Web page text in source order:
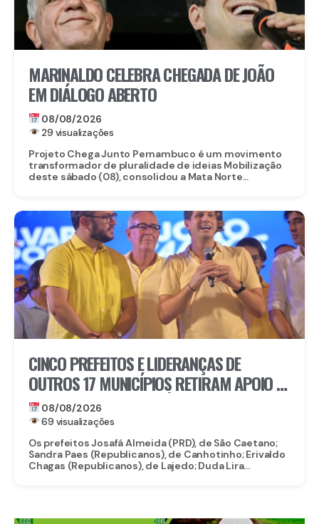
MARINALDO CELEBRA CHEGADA DE JOÃO
EM DIÁLOGO ABERTO
08/08/2026
29 visualizações
Projeto Chega Junto Pernambuco é um movimento
transformador de pluralidade de ideias Mobilização
deste sábado (08), consolidou a Mata Norte...
CINCO PREFEITOS E LIDERANÇAS DE
OUTROS 17 MUNICÍPIOS RETIRAM APOIO À
CANDIDATURA DE MARÍLIA ARRAES
08/08/2026
69 visualizações
Os prefeitos Josafá Almeida (PRD), de São Caetano;
Sandra Paes (Republicanos), de Canhotinho; Erivaldo
Chagas (Republicanos), de Lajedo; Duda Lira...